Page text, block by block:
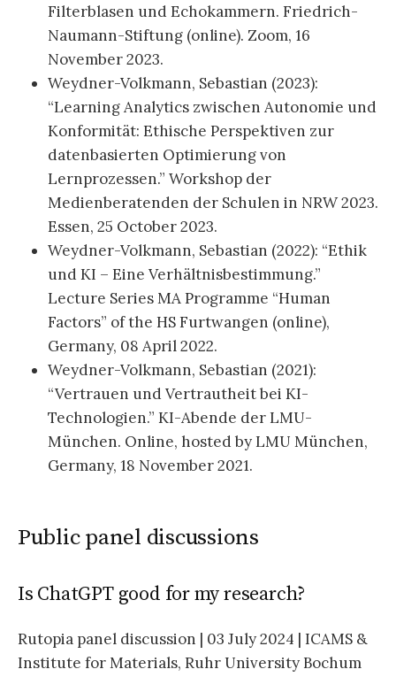
Filterblasen und Echokammern. Friedrich-
Naumann-Stiftung (online). Zoom, 16
November 2023.
Weydner-Volkmann, Sebastian (2023):
“Learning Analytics zwischen Autonomie und
Konformität: Ethische Perspektiven zur
datenbasierten Optimierung von
Lernprozessen.” Workshop der
Medienberatenden der Schulen in NRW 2023.
Essen, 25 October 2023.
Weydner-Volkmann, Sebastian (2022): “Ethik
und KI – Eine Verhältnisbestimmung.”
Lecture Series MA Programme “Human
Factors” of the HS Furtwangen (online),
Germany, 08 April 2022.
Weydner-Volkmann, Sebastian (2021):
“Vertrauen und Vertrautheit bei KI-
Technologien.” KI-Abende der LMU-
München. Online, hosted by LMU München,
Germany, 18 November 2021.
Public panel discussions
Is ChatGPT good for my research?
Rutopia panel discussion | 03 July 2024 | ICAMS &
Institute for Materials, Ruhr University Bochum